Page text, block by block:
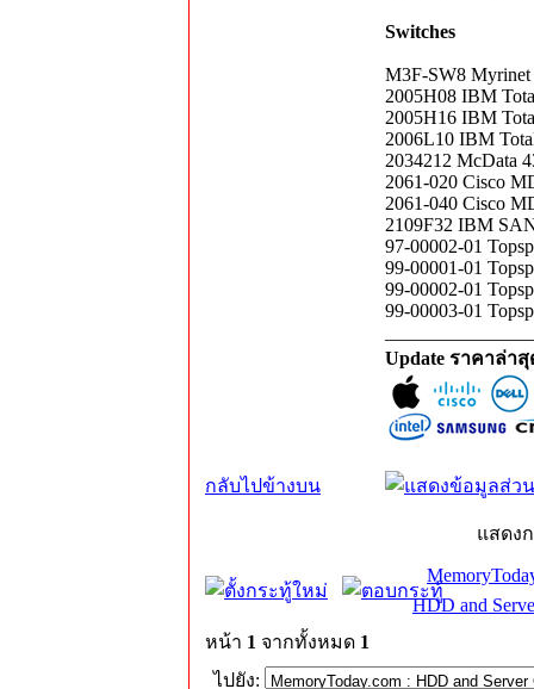
Switches
M3F-SW8
2005H08 IBM
2005H16 IBM
2006L10 IBM
2034212 McData
2061-020 Cisco
2061-040 Cisco
2109F32 IBM
97-00002-01
99-00001-01
99-00002-01
99-00003-01
Update ราคาล่า
กลับไปข้างบน
แสดง
HDD and
หน้า 1 จากทั้งหมด 1
ไปยัง: